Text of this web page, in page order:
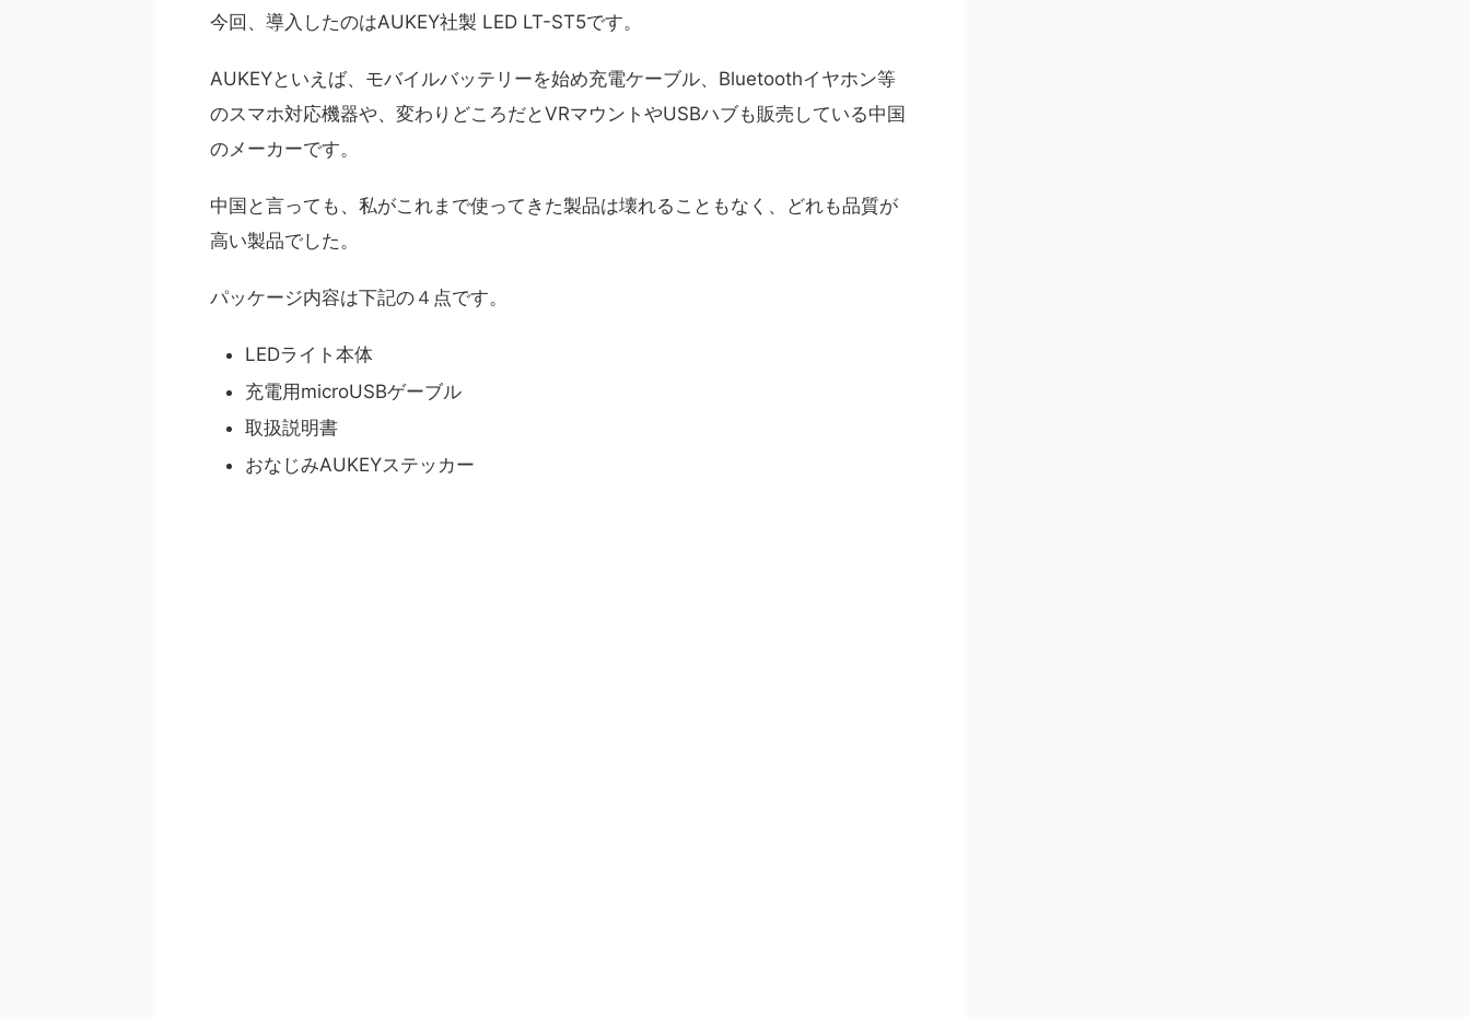
今回、導入したのはAUKEY社製 LED LT-ST5です。
AUKEYといえば、モバイルバッテリーを始め充電ケーブル、Bluetoothイヤホン等
のスマホ対応機器や、変わりどころだとVRマウントやUSBハブも販売している中国
のメーカーです。
中国と言っても、私がこれまで使ってきた製品は壊れることもなく、どれも品質が
高い製品でした。
パッケージ内容は下記の４点です。
LEDライト本体
充電用microUSBゲーブル
取扱説明書
おなじみAUKEYステッカー